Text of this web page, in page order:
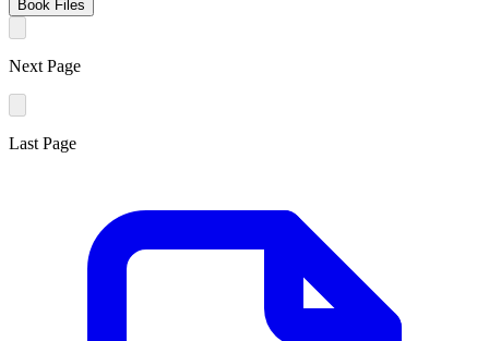
Book Files
Next Page
Last Page